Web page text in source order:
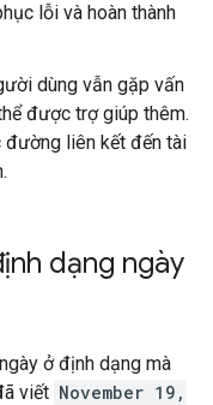
lỗi và hoàn thành
dùng vẫn gặp vấn
được trợ giúp thêm.
đường liên kết đến tài
dạng ngày
ở định dạng mà
viết November 19,